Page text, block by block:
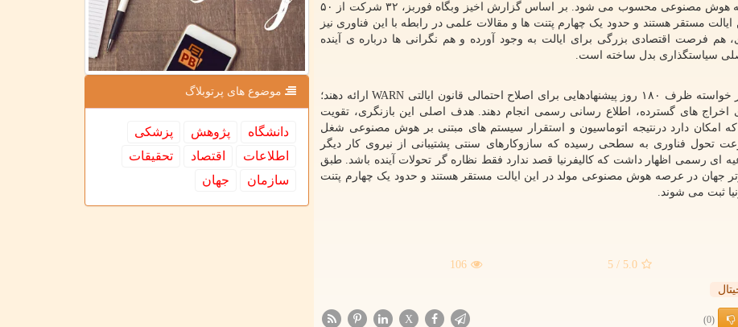
کالیفرنیا حال یکی از مهم ترین قطب های جهانی توسعه هوش مصنوعی محسوب می شود. بر اساس گزارش اخیز وبگاه فوربز، ۳۲ شرکت از ۵۰
مستقر هستند و حدود یک چهارم پتنت ها و مقالات علمی در رابطه با این فناوری نیز
هم فرصت اقتصادی بزرگی برای ایالت به وجود آورده و هم نگرانی ها درباره ی آینده
اصلی سیاستگذاری بدل ساخته است.
به اجمال، دولت کالیفرنیا همچنین از این نهادهای مذکور خواسته ظرف ۱۸۰ روز پیشنهادهایی برای اصلاح احتمالی قانون ایالتی WARN ارائه دهند؛
اخراج های گسترده، اطلاع رسانی رسمی انجام دهند. هدف اصلی این بازنگری، تقویت
امکان دارد درنتیجه اتوماسیون و استقرار سیستم های مبتنی بر هوش مصنوعی شغل
تحول فناوری به سطحی رسیده که سازوکارهای سنتی پشتیبانی از نیروی کار دیگر
ای رسمی اظهار داشت که کالیفرنیا قصد ندارد فقط نظاره گر تحولات آینده باشد. طبق
فوربز، ۳۲ شرکت از ۵۰ شرکت برتر جهان در عرصه هوش مصنوعی مولد در این ایالت مستقر هستند و حدود یک چهارم پتنت
ثبت می شوند.
5.0
/ 5
106
(0)
X
موضوع های پرتوبلاگ
دانشگاه پژوهش
پزشكی
اطلاعات
اقتصاد
تحقیقات
سازمان
جهان